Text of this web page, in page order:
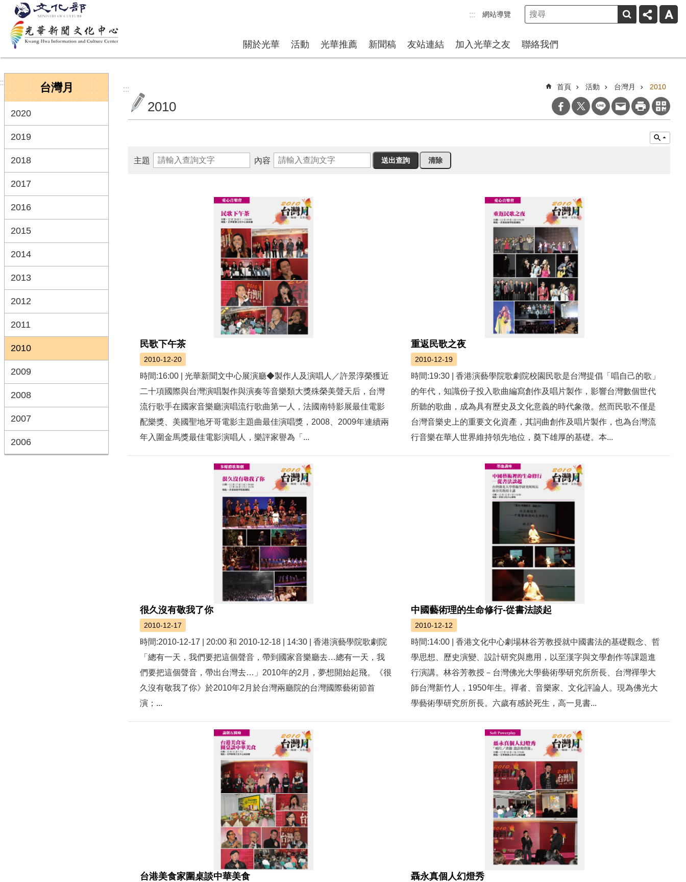
跳到主要內容區塊
::: 網站導覽
關於光華 活動 光華推薦 新聞稿 友站連結 加入光華之友 聯絡我們
台灣月
2020
2019
2018
2017
2016
2015
2014
2013
2012
2011
2010
2009
2008
2007
2006
::: 首頁 活動 台灣月 2010
2010
主題 內容
民歌下午茶
2010-12-20
時間:16:00 | 光華新聞文中心展演廳◆製作人及演唱人／許景淳榮獲近
二十項國際與台灣演唱製作與演奏等音樂類大獎殊榮美聲天后，台灣
流行歌手在國家音樂廳演唱流行歌曲第一人，法國南特影展最佳電影
配樂獎、美國聖地牙哥電影主題曲最佳演唱獎，2008、2009年連續兩
年入圍金馬獎最佳電影演唱人，樂評家譽為「...
重返民歌之夜
2010-12-19
時間:19:30 | 香港演藝學院歌劇院校園民歌是台灣提倡「唱自己的歌」
的年代，知識份子投入歌曲編寫創作及唱片製作，影響台灣數個世代
所聽的歌曲，成為具有歷史及文化意義的時代象徵。然而民歌不僅是
台灣音樂史上的重要文化資產，其詞曲創作及唱片製作，也為台灣流
行音樂在華人世界維持領先地位，奠下雄厚的基礎。本...
很久沒有敬我了你
2010-12-17
時間:2010-12-17 | 20:00 和 2010-12-18 | 14:30 | 香港演藝學院歌劇院
「總有一天，我們要把這個聲音，帶到國家音樂廳去…總有一天，我
們要把這個聲音，帶出台灣去…」2010年的2月，夢想開始起飛。《很
久沒有敬我了你》於2010年2月於台灣兩廳院的台灣國際藝術節首
演；...
中國藝術理的生命修行-從書法談起
2010-12-12
時間:14:00 | 香港文化中心劇場林谷芳教授就中國書法的基礎觀念、哲
學思想、歷史演變、設計研究與應用，以至漢字與文學創作等課題進
行演講。林谷芳教授－台灣佛光大學藝術學研究所所長、台灣禪學大
師台灣新竹人，1950年生。禪者、音樂家、文化評論人。現為佛光大
學藝術學研究所所長。六歲有感於死生，高一見書...
台港美食家圍桌談中華美食 聶永真個人幻燈秀